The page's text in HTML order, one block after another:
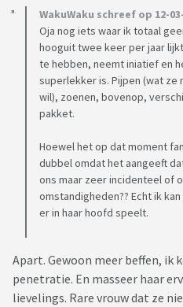
WakuWaku schreef op 12-
Oja nog iets waar ik totaal
hooguit twee keer per jaar
te hebben, neemt iniatief en
superlekker is. Pijpen (wat
wil), zoenen, bovenop,
pakket.
Hoewel het op dat moment
dubbel omdat het aangeeft
ons maar zeer incidenteel of
omstandigheden?? Echt ik
er in haar hoofd speelt.
Apart. Gewoon meer beffen, ik
penetratie. En masseer haar
lievelings. Rare vrouw dat ze